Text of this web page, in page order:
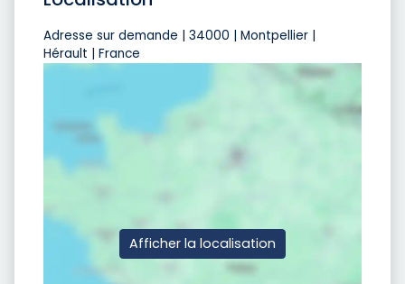
Adresse sur demande | 34000 | Montpellier |
Hérault | France
Afficher la localisation